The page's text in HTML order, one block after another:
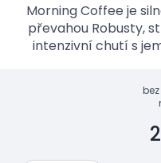
Morning Coffee je
převahou Robusty,
intenzivní chutí s
bez